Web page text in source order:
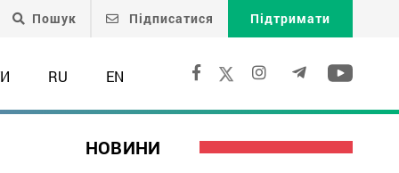
Пошук Підписатися Підтримати
RU EN
НОВИНИ